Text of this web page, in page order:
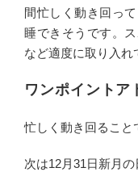
間忙しく動き回っ
睡できそうです。
など適度に取り入れ
ワンポイントア
忙しく動き回ること
次は12月31日新月